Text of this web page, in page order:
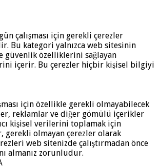
çalışması için gerekli çerezler
Bu kategori yalnızca web sitesinin
güvenlik özelliklerini sağlayan
içerir. Bu çerezler hiçbir kişisel bilgiyi
için özellikle gerekli olmayabilecek
reklamlar ve diğer gömülü içerikler
kişisel verilerini toplamak için
gerekli olmayan çerezler olarak
web sitenizde çalıştırmadan önce
almanız zorunludur.